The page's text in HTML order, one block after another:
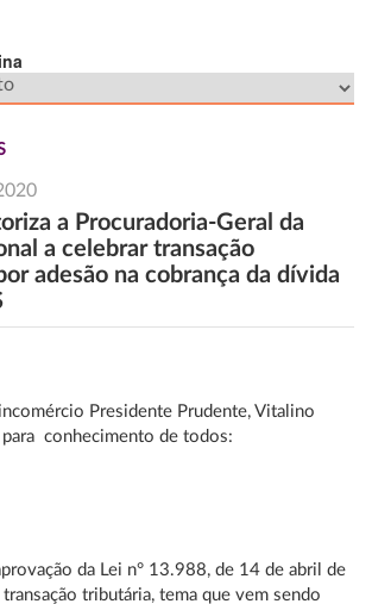
a Procuradoria-Geral da
a celebrar transação
adesão na cobrança da dívida
Presidente Prudente, Vitalino
para conhecimento de todos:
da Lei n° 13.988, de 14 de abril de
tributária, tema que vem sendo